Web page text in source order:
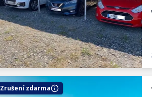
Zrušení zdarma